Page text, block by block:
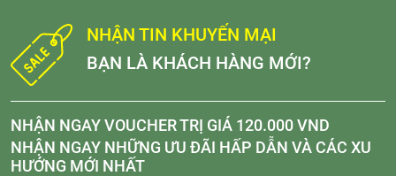
NHẬN TIN KHUYẾN MẠI
BẠN LÀ KHÁCH HÀNG MỚI?
NHẬN NGAY VOUCHER TRỊ GIÁ 120.000 VND
NHẬN NGAY NHỮNG ƯU ĐÃI HẤP DẪN VÀ CÁC XU
HƯỚNG MỚI NHẤT